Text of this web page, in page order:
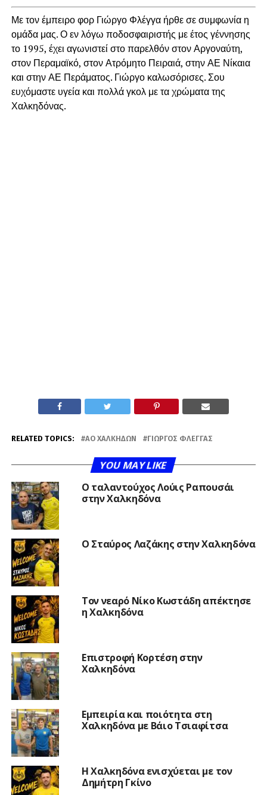
Με τον έμπειρο φορ Γιώργο Φλέγγα ήρθε σε συμφωνία η
ομάδα μας. Ο εν λόγω ποδοσφαιριστής με έτος γέννησης
το 1995, έχει αγωνιστεί στο παρελθόν στον Αργοναύτη,
στον Περαμαϊκό, στον Ατρόμητο Πειραιά, στην ΑΕ Νίκαια
και στην ΑΕ Περάματος. Γιώργο καλωσόρισες. Σου
ευχόμαστε υγεία και πολλά γκολ με τα χρώματα της
Χαλκηδόνας.
RELATED TOPICS: ΑΟ ΧΑΛΚΗΔΏΝ ΓΙΏΡΓΟΣ ΦΛΈΓΓΑΣ
YOU MAY LIKE
Ο ταλαντούχος Λούις Ραπουσάι
στην Χαλκηδόνα
Ο Σταύρος Λαζάκης στην Χαλκηδόνα
Τον νεαρό Νίκο Κωστάδη απέκτησε
η Χαλκηδόνα
Επιστροφή Κορτέση στην
Χαλκηδόνα
Εμπειρία και ποιότητα στη
Χαλκηδόνα με Βάιο Τσιαφίτσα
Η Χαλκηδόνα ενισχύεται με τον
Δημήτρη Γκίνο